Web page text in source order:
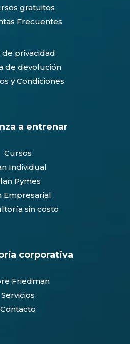
gratuitos
Frecuentes
de privacidad
de devolución
y Condiciones
a entrenar
Cursos
Individual
Pymes
Empresarial
sin costo
corporativa
Friedman
Servicios
Contacto